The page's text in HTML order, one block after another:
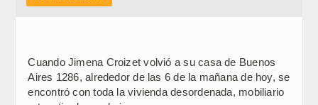
Cuando Jimena Croizet volvió a su casa de Buenos
Aires 1286, alrededor de las 6 de la mañana de hoy, se
encontró con toda la vivienda desordenada, mobiliario